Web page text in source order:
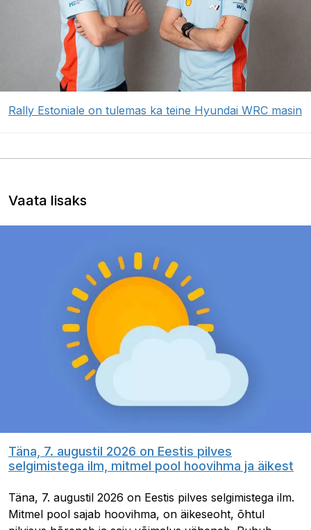
Rally Estoniale on tulemas ka teine Hyundai WRC masin
Vaata lisaks
Täna, 7. augustil 2026 on Eestis pilves
selgimistega ilm, mitmel pool hoovihma ja äikest
Täna, 7. augustil 2026 on Eestis pilves selgimistega ilm.
Mitmel pool sajab hoovihma, on äikeseoht, õhtul